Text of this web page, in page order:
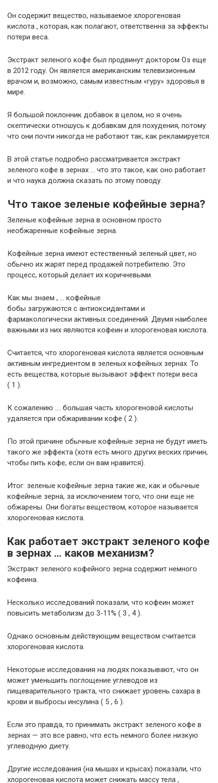
Он содержит вещество, называемое хлорогеновая
кислота , которая, как полагают, ответственна за эффекты
потери веса.
Экстракт зеленого кофе был продвинут доктором Оз еще
в 2012 году. Он является американским телевизионным
врачом и, возможно, самым известным «гуру» здоровья в
мире.
Я большой поклонник добавок в целом, но я очень
скептически отношусь к добавкам для похудения, потому
что они почти никогда не работают так, как рекламируется.
В этой статье подробно рассматривается экстракт
зеленого кофе в зернах … что это такое, как оно работает
и что наука должна сказать по этому поводу.
Что такое зеленые кофейные зерна?
Зеленые кофейные зерна в основном просто
необжаренные кофейные зерна.
Кофейные зерна имеют естественный зеленый цвет, но
обычно их жарят перед продажей потребителю. Это
процесс, который делает их коричневыми.
Как мы знаем , … кофейные
бобы загружаются с антиоксидантами и
фармакологически активных соединений. Двумя наиболее
важными из них являются кофеин и хлорогеновая кислота.
Считается, что хлорогеновая кислота является основным
активным ингредиентом в зеленых кофейных зернах. То
есть вещества, которые вызывают эффект потери веса
( 1 ).
К сожалению …. большая часть хлорогеновой кислоты
удаляется при обжаривании кофе ( 2 ).
По этой причине обычные кофейные зерна не будут иметь
такого же эффекта (хотя есть много других веских причин,
чтобы пить кофе, если он вам нравится).
Итог: зеленые кофейные зерна такие же, как и обычные
кофейные зерна, за исключением того, что они еще не
обжарены. Они богаты веществом, которое называется
хлорогеновая кислота.
Как работает экстракт зеленого кофе
в зернах … каков механизм?
Экстракт зеленого кофейного зерна содержит немного
кофеина.
Несколько исследований показали, что кофеин может
повысить метаболизм до 3-11% ( 3 , 4 ).
Однако основным действующим веществом считается
хлорогеновая кислота.
Некоторые исследования на людях показывают, что он
может уменьшить поглощение углеводов из
пищеварительного тракта, что снижает уровень сахара в
крови и выбросы инсулина ( 5 , 6 ).
Если это правда, то принимать экстракт зеленого кофе в
зернах — это все равно, что есть немного более низкую
углеводную диету.
Другие исследования (на мышах и крысах) показали, что
хлорогеновая кислота может снижать массу тела ,